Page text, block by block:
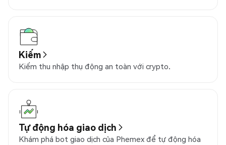
Kiếm
Kiếm thu nhập thụ động an toàn với crypto.
Tự động hóa giao dịch
Khám phá bot giao dịch của Phemex để tự động hóa